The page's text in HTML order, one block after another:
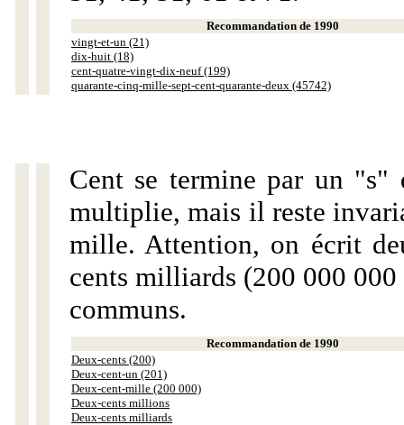
Recommandation de 1990
vingt-et-un (21)
dix-huit (18)
cent-quatre-vingt-dix-neuf (199)
quarante-cinq-mille-sept-cent-quarante-deux (45742)
Cent se termine par un "s"
multiplie, mais il reste
mille. Attention, on écrit
cents milliards (200 000
communs.
Recommandation de 1990
Deux-cents (200)
Deux-cent-un (201)
Deux-cent-mille (200 000)
Deux-cents millions
Deux-cents milliards